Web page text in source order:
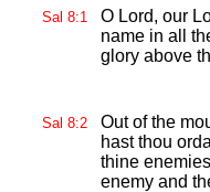
Sal 8:1 O Lord, our
name in all
glory above
Sal 8:2
Out of the
hast thou
thine
enemy and